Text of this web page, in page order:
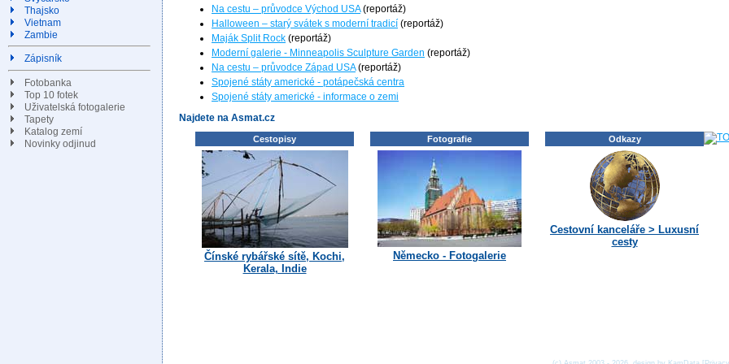
Thajsko
Vietnam
Zambie
Zápisník
Fotobanka
Top 10 fotek
Uživatelská fotogalerie
Tapety
Katalog zemí
Novinky odjinud
Na cestu – průvodce Východ USA(reportáž)
Halloween – starý svátek s moderní tradicí (reportáž)
Maják Split Rock (reportáž)
Moderní galerie - Minneapolis Sculpture Garden (reportáž)
Na cestu – průvodce Západ USA(reportáž)
Spojené státy americké - potápečská centra
Spojené státy americké - informace o zemi
Najdete na Asmat.cz
Cestopisy
Čínské rybářské sítě, Kochi,
Kerala, Indie
Fotografie
Německo - Fotogalerie
Odkazy
Cestovní kanceláře > Luxusní
cesty